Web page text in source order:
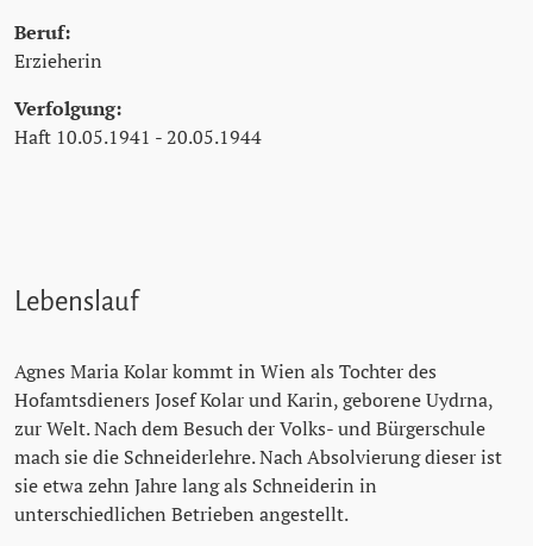
Beruf:
Erzieherin
Verfolgung:
Haft 10.05.1941 - 20.05.1944
Lebenslauf
Agnes Maria Kolar kommt in Wien als Tochter des
Hofamtsdieners Josef Kolar und Karin, geborene Uydrna,
zur Welt. Nach dem Besuch der Volks- und Bürgerschule
mach sie die Schneiderlehre. Nach Absolvierung dieser ist
sie etwa zehn Jahre lang als Schneiderin in
unterschiedlichen Betrieben angestellt.